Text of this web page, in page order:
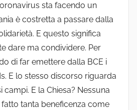
sta facendo un
è costretta a passare dalla
E questo significa
dare ma condividere. Per
di far emettere dalla BCE i
E lo stesso discorso riguarda
campi. E la Chiesa? Nessuna
tanta beneficenza come